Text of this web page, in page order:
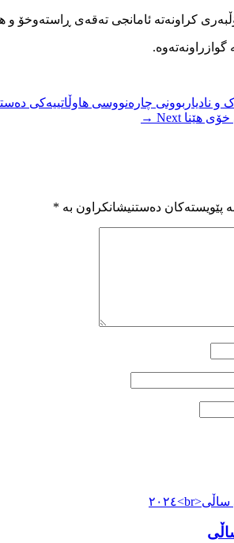
کراونەتە ئامانجی تەقەی
و نادیاربوونی چارەنووسی هاوڵاتییەکی
خۆی هێنا Next →
پێویستەکان دەستنیشانکراون بە *